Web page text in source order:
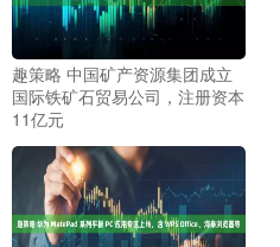
趣策略 中国矿产资源集团成立
国际铁矿石贸易公司，注册资本
11亿元